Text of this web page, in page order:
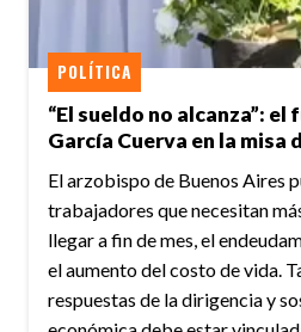
“El sueldo no alcanza”:
García Cuerva en la misa
POLÍTICA
El arzobispo de Buenos Aires
trabajadores que necesitan
llegar a fin de mes, el
el aumento del costo de vida.
respuestas de la dirigencia y